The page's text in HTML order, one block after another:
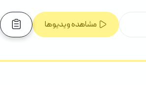
مشاهده ویدیوها